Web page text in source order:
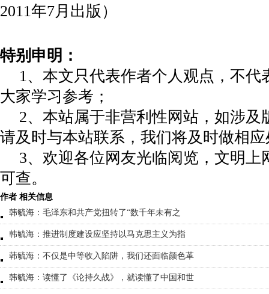
2011年7月出版）
特别申明：
1、本文只代表作者个人观点，不代
大家学习参考；
2、本站属于非营利性网站，如涉及
请及时与本站联系，我们将及时做相
3、欢迎各位网友光临阅览，文明上
可查。
作者 相关信息
韩毓海：毛泽东和共产党扭转了“数千年未有之
韩毓海：推进制度建设应坚持以马克思主义为指
韩毓海：不仅是中等收入陷阱，我们还面临颜色革
韩毓海：读懂了《论持久战》，就读懂了中国和世